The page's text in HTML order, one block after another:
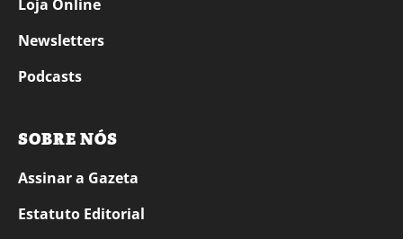
Loja Online
Newsletters
Podcasts
SOBRE NÓS
Assinar a Gazeta
Estatuto Editorial